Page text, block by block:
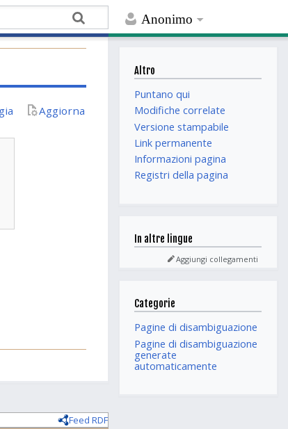
Anonimo
Aggiorna
Feed RDF
Altro
Puntano qui
Modifiche correlate
Versione stampabile
Link permanente
Informazioni pagina
Registri della pagina
In altre lingue
Aggiungi collegamenti
Categorie
Pagine di disambiguazione
Pagine di disambiguazione
generate
automaticamente